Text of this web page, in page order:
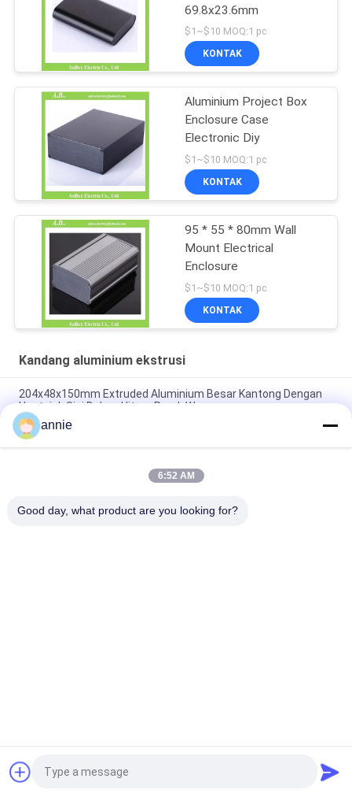
69.8x23.6mm
$1~$10 MOQ:1 pc
KONTAK
Aluminium Project Box
Enclosure Case
Electronic Diy
$1~$10 MOQ:1 pc
KONTAK
95 * 55 * 80mm Wall
Mount Electrical
Enclosure
$1~$10 MOQ:1 pc
KONTAK
Kandang aluminium ekstrusi
204x48x150mm Extruded Aluminium Besar Kantong Dengan
Heatsink Sisi Dalam Hitam Perak Warna
Casing Pendingin Aluminium Hitam Anodized 160*46*150mm
Dengan Dudukan Dinding Flange
Storage Energi Disesuaikan Aluminium Enclosure Power
Quote request suatu
annie
6:52 AM
Good day, what product are you looking for?